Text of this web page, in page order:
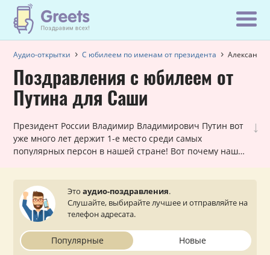
Аудио-открытки С юбилеем по именам от президента Александр
Поздравления с юбилеем от
Путина для Саши
↓
Президент России Владимир Владимирович Путин вот
уже много лет держит 1-е место среди самых
популярных персон в нашей стране! Вот почему наши
параде самых заказываемых именных поздравлений.
Они лично обращаются к каждому мужчине и
оставляют очень приятное впечатление. Просто
желанию) и звонок от президента поступит на телефон
вашему близкому или знакомому Александру.
Этоаудио-поздравления.
Слушайте, выбирайте лучшее и отправляйте на
телефон адресата.
Популярные Новые